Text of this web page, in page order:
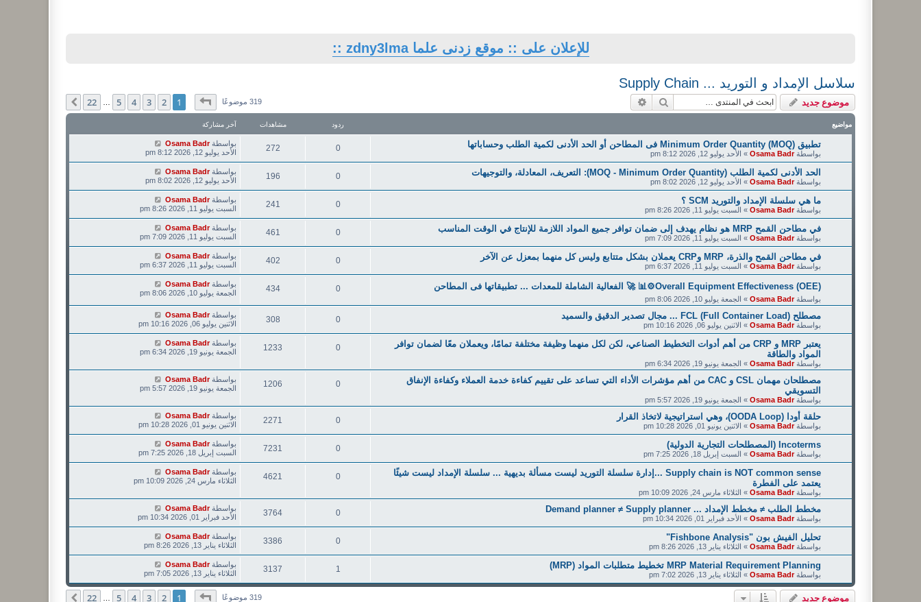
للإعلان على :: موقع زدنى علما zdny3lma ::
سلاسل الإمداد و التوريد ... Supply Chain
موضوع جديد بحث 319 موضوعًاصفحة1 من22
1
2
3
4
5
22 التالي
مواضيع ردود مشاهدات آخر مشاركة
تطبيق Minimum Order Quantity (MOQ) فى المطاحن أو الحد الأدنى لكمية الطلب وحساباتها
بواسطةOsama Badr
» الأحد يوليو 12, 2026 8:12 pm
0
272 بواسطةOsama Badr
الأحد يوليو 12, 2026 8:12 pm
الحد الأدنى لكمية الطلب (MOQ - Minimum Order Quantity): التعريف، المعادلة، والتوجيهات
بواسطةOsama Badr
» الأحد يوليو 12, 2026 8:02 pm
0
196 بواسطةOsama Badr
الأحد يوليو 12, 2026 8:02 pm
ما هي سلسلة الإمداد والتوريد SCM ؟
بواسطةOsama Badr
» السبت يوليو 11, 2026 8:26 pm
0
241 بواسطةOsama Badr
السبت يوليو 11, 2026 8:26 pm
في مطاحن القمح MRP هو نظام يهدف إلى ضمان توافر جميع المواد اللازمة للإنتاج في الوقت المناسب
بواسطةOsama Badr
» السبت يوليو 11, 2026 7:09 pm
0
461 بواسطةOsama Badr
السبت يوليو 11, 2026 7:09 pm
في مطاحن القمح والذرة، MRP وCRP يعملان بشكل متتابع وليس كل منهما بمعزل عن الآخر
بواسطةOsama Badr
» السبت يوليو 11, 2026 6:37 pm
0
402 بواسطةOsama Badr
السبت يوليو 11, 2026 6:37 pm
Overall Equipment Effectiveness (OEE)⚙️📊 🚀 الفعالية الشاملة للمعدات ... تطبيقاتها فى المطاحن
بواسطةOsama Badr
» الجمعة يوليو 10, 2026 8:06 pm
0
434 بواسطةOsama Badr
الجمعة يوليو 10, 2026 8:06 pm
مصطلح FCL (Full Container Load) ... مجال تصدير الدقيق والسميد
بواسطةOsama Badr
» الاثنين يوليو 06, 2026 10:16 pm
0
308 بواسطةOsama Badr
الاثنين يوليو 06, 2026 10:16 pm
يعتبر MRP و CRP من أهم أدوات التخطيط الصناعي، لكن لكل منهما وظيفة مختلفة تمامًا، ويعملان معًا لضمان توافر
المواد والطاقة
بواسطةOsama Badr
» الجمعة يونيو 19, 2026 6:34 pm
0
1233 بواسطةOsama Badr
الجمعة يونيو 19, 2026 6:34 pm
مصطلحان مهمان CSL و CAC من أهم مؤشرات الأداء التي تساعد على تقييم كفاءة خدمة العملاء وكفاءة الإنفاق
التسويقي
بواسطةOsama Badr
» الجمعة يونيو 19, 2026 5:57 pm
0
1206 بواسطةOsama Badr
الجمعة يونيو 19, 2026 5:57 pm
حلقة أودا (OODA Loop)، وهي استراتيجية لاتخاذ القرار
بواسطةOsama Badr
» الاثنين يونيو 01, 2026 10:28 pm
0
2271 بواسطةOsama Badr
الاثنين يونيو 01, 2026 10:28 pm
Incoterms (المصطلحات التجارية الدولية)
بواسطةOsama Badr
» السبت إبريل 18, 2026 7:25 pm
0
7231 بواسطةOsama Badr
السبت إبريل 18, 2026 7:25 pm
Supply chain is NOT common sense ...إدارة سلسلة التوريد ليست مسألة بديهية ... سلسلة الإمداد ليست شيئًا
يعتمد على الفطرة
بواسطةOsama Badr
» الثلاثاء مارس 24, 2026 10:09 pm
0
4621 بواسطةOsama Badr
الثلاثاء مارس 24, 2026 10:09 pm
مخطط الطلب ≠ مخطط الإمداد ... Demand planner ≠ Supply planner
بواسطةOsama Badr
» الأحد فبراير 01, 2026 10:34 pm
0
3764 بواسطةOsama Badr
الأحد فبراير 01, 2026 10:34 pm
تحليل الفيش بون "Fishbone Analysis"
بواسطةOsama Badr
» الثلاثاء يناير 13, 2026 8:26 pm
0
3386 بواسطةOsama Badr
الثلاثاء يناير 13, 2026 8:26 pm
MRP Material Requirement Planning تخطيط متطلبات المواد (MRP)
بواسطةOsama Badr
» الثلاثاء يناير 13, 2026 7:02 pm
1
3137 بواسطةOsama Badr
الثلاثاء يناير 13, 2026 7:05 pm
موضوع جديد 319 موضوعًاصفحة1 من22
1
2
3
4
5
22 التالي